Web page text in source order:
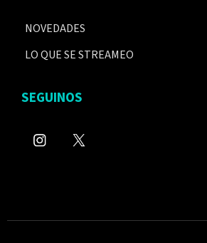
NOVEDADES
LO QUE SE STREAMEO
SEGUINOS